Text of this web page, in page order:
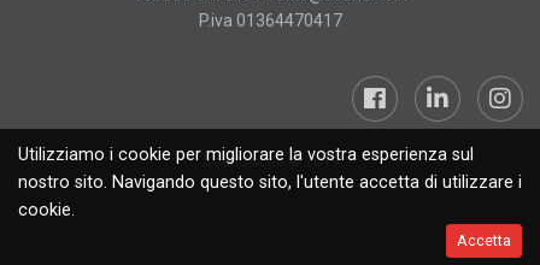
Utilizziamo i cookie per migliorare la vostra esperienza sul
nostro sito. Navigando questo sito, l'utente accetta di utilizzare i
cookie.
Accetta
P.iva 01364470417
Sound&Lite © 2019